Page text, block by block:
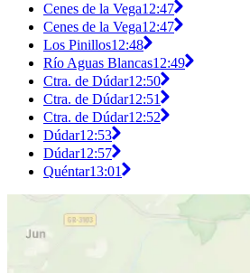
Cenes de la Vega12:47
Cenes de la Vega12:47
Los Pinillos12:48
Río Aguas Blancas12:49
Ctra. de Dúdar12:50
Ctra. de Dúdar12:51
Ctra. de Dúdar12:52
Dúdar12:53
Dúdar12:57
Quéntar13:01